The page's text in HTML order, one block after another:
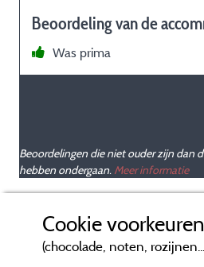
Beoordeling van de
Was prima
Beoordelingen die niet ouder zijn dan
hebben ondergaan. Meer informatie
Cookie voorkeuren
(chocolade, noten,